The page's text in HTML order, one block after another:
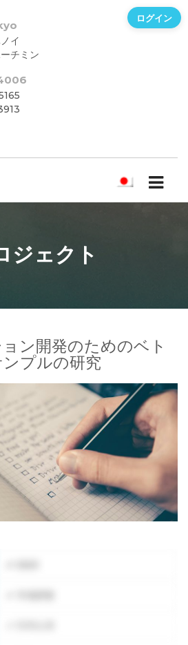
イ
チミン
日本語
ジェクト
ン開発のためのベト
プルの研究
ログイン